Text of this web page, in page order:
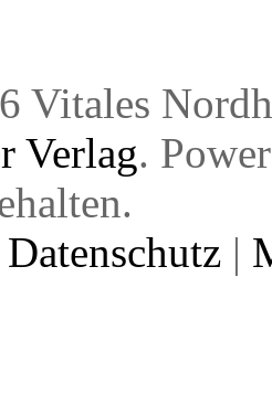
Vitales
Verlag.
Datenschutz |